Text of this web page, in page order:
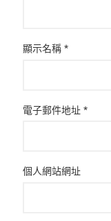
顯示名稱 *
電子郵件地址 *
個人網站網址